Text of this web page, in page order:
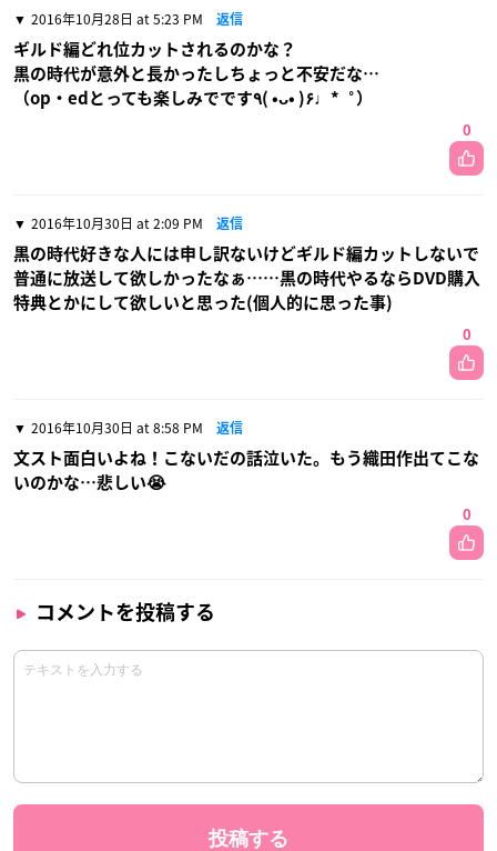
2016年10月28日 at 5:23 PM 返信
ギルド編どれ位カットされるのかな？
黒の時代が意外と長かったしちょっと不安だな…
（op・edとっても楽しみでです٩( •ᴗ• )۶♩*゜）
0
2016年10月30日 at 2:09 PM 返信
黒の時代好きな人には申し訳ないけどギルド編カットしないで
普通に放送して欲しかったなぁ……黒の時代やるならDVD購入
特典とかにして欲しいと思った(個人的に思った事)
0
2016年10月30日 at 8:58 PM 返信
文スト面白いよね！こないだの話泣いた。もう織田作出てこな
いのかな…悲しい😭
0
コメントを投稿する